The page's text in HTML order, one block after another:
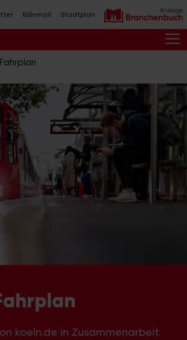
Kölnmail Stadtplan
Fahrplan
koeln.de in Zusammenarbeit